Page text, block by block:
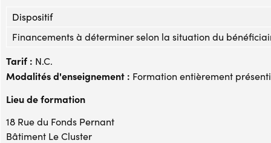
Dispositif
Financements à déterminer selon la situation du
Tarif : N.C.
Modalités d'enseignement : Formation entièrement
Lieu de formation
18 Rue du Fonds Pernant
Bâtiment Le Cluster